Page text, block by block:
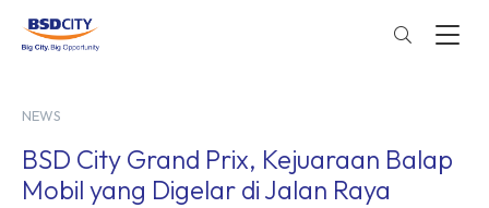
NEWS
BSD City Grand Prix, Kejuaraan Balap
Mobil yang Digelar di Jalan Raya